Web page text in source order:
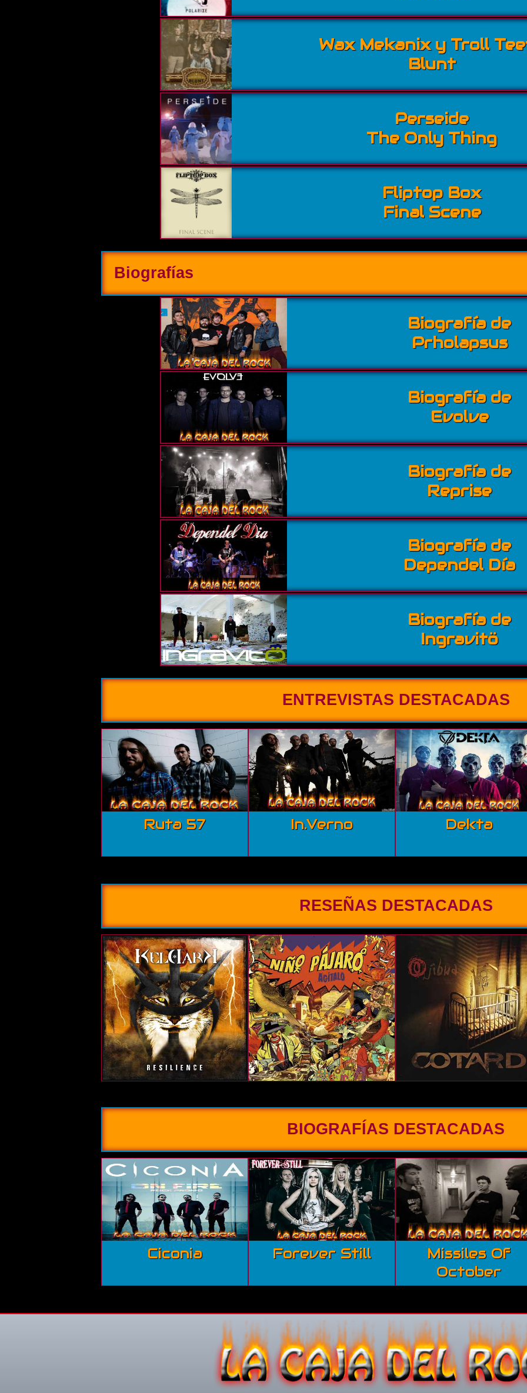
Wax Mekanix y Troll
Blunt
Perseide
The Only Thing
Fliptop Box
Final Scene
Biografías
Biografía de
Prholapsus
Biografía de
Evolve
Biografía de
Reprise
Biografía de
Dependel Día
Biografía de
Ingravitö
ENTREVISTAS DESTACADAS
Ruta 57 In.Verno Dekta
RESEÑAS DESTACADAS
BIOGRAFÍAS DESTACADAS
Ciconia Forever Still
Missiles Of
October